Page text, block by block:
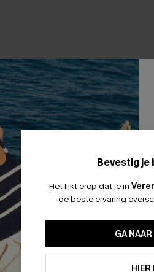
Bevestig
Het lijkt erop dat je in
de beste ervaring
GA
HIER